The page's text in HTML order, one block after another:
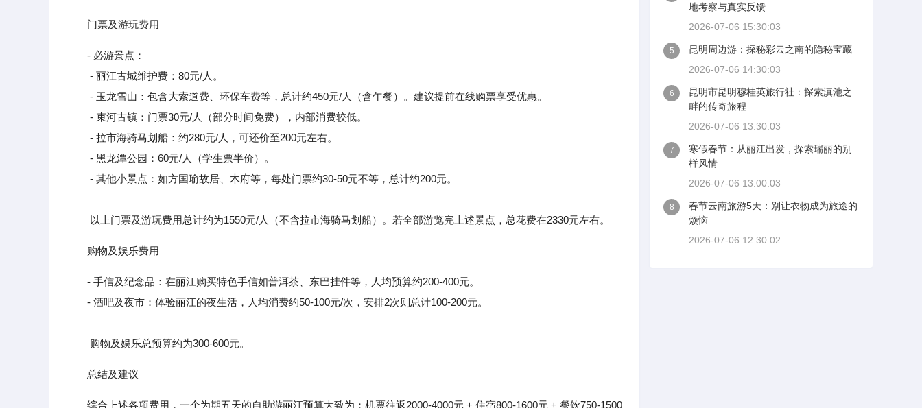
门票及游玩费用
- 必游景点：
- 丽江古城维护费：80元/人。
- 玉龙雪山：包含大索道费、环保车费等，总计约450元/人（含午餐）。建议提前在线购票享受优惠。
- 束河古镇：门票30元/人（部分时间免费），内部消费较低。
- 拉市海骑马划船：约280元/人，可还价至200元左右。
- 黑龙潭公园：60元/人（学生票半价）。
- 其他小景点：如方国瑜故居、木府等，每处门票约30-50元不等，总计约200元。
以上门票及游玩费用总计约为1550元/人（不含拉市海骑马划船）。若全部游览完上述景点，总花费在2330元左右。
购物及娱乐费用
- 手信及纪念品：在丽江购买特色手信如普洱茶、东巴挂件等，人均预算约200-400元。
- 酒吧及夜市：体验丽江的夜生活，人均消费约50-100元/次，安排2次则总计100-200元。
购物及娱乐总预算约为300-600元。
总结及建议
综合上述各项费用，一个为期五天的自助游丽江预算大致为：机票往返2000-4000元 + 住宿800-1600元 + 餐饮750-1500
地考察与真实反馈
2026-07-06 15:30:03
5
昆明周边游：探秘彩云之南的隐秘宝藏
2026-07-06 14:30:03
6
昆明市昆明穆桂英旅行社：探索滇池之
畔的传奇旅程
2026-07-06 13:30:03
7
寒假春节：从丽江出发，探索瑞丽的别
样风情
2026-07-06 13:00:03
8
春节云南旅游5天：别让衣物成为旅途的
烦恼
2026-07-06 12:30:02